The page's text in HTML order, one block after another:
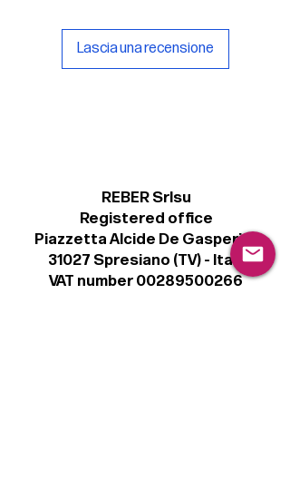
Procreate e Affinity
Lascia una recensione
REBER Srlsu
Registered office
Piazzetta Alcide De Gasperi, 3
31027 Spresiano (TV) - Italy
VAT number 00289500266